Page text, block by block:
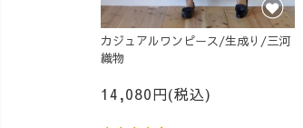
カジュアルワンピース/生成り/三河
織物
14,080円(税込)